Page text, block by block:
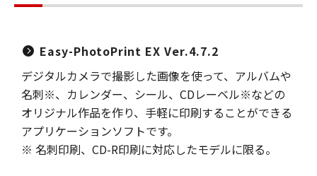
Easy-PhotoPrint EX Ver.4.7.2
デジタルカメラで撮影した画像を使って、アルバムや
名刺※、カレンダー、シール、CDレーベル※などの
オリジナル作品を作り、手軽に印刷することができる
アプリケーションソフトです。
※ 名刺印刷、CD-R印刷に対応したモデルに限る。